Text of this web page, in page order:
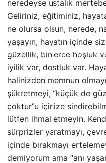
neredeyse ustalık
Geliriniz, eğitiminiz, hayata
ne olursa olsun, nerede,
yaşayın, hayatın içinde
güzellik, binlerce hoşluk
iyilik var, dostluk var.
halinizden memnun
şükretmeyi, “küçük de
çoktur”u içinize
lütfen ihmal etmeyin.
sürprizler yaratmayı,
içinde bırakmayı
demiyorum ama “anı